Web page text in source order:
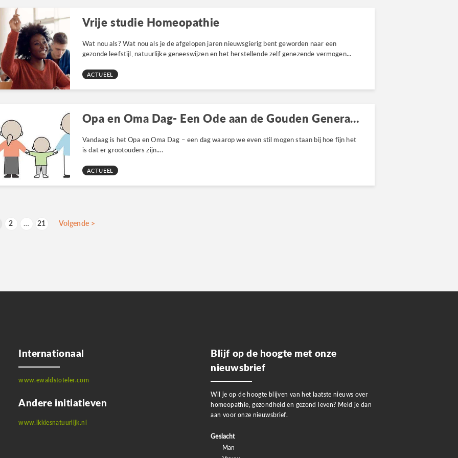
Vrije studie Homeopathie
Wat nou als? Wat nou als je de afgelopen jaren nieuwsgierig bent geworden naar een
gezonde leefstijl, natuurlijke geneeswijzen en het herstellende zelf genezende vermogen...
ACTUEEL
Opa en Oma Dag- Een Ode aan de Gouden Generatie
Vandaag is het Opa en Oma Dag – een dag waarop we even stil mogen staan bij hoe fijn het
is dat er grootouders zijn....
ACTUEEL
2 … 21 Volgende >
Internationaal
www.ewaldstoteler.com
Andere initiatieven
www.ikkiesnatuurlijk.nl
Blijf op de hoogte met onze
nieuwsbrief
Wil je op de hoogte blijven van het laatste nieuws over
homeopathie, gezondheid en gezond leven? Meld je dan
aan voor onze nieuwsbrief.
Geslacht
Man